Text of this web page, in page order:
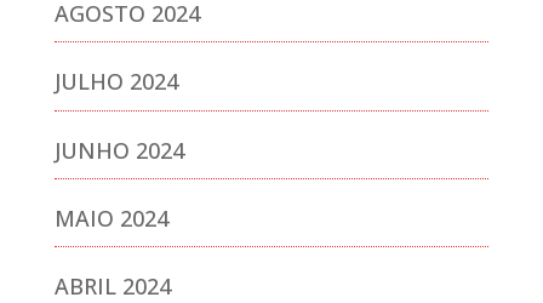
AGOSTO 2024
JULHO 2024
JUNHO 2024
MAIO 2024
ABRIL 2024